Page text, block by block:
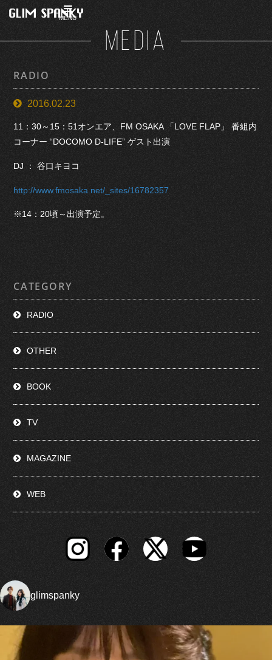
MENU
MEDIA
RADIO
2016.02.23
11：30～15：51オンエア、FM OSAKA 「LOVE FLAP」 番組内
コーナー “DOCOMO D-LIFE” ゲスト出演
DJ ： 谷口キヨコ
http://www.fmosaka.net/_sites/16782357
※14：20頃～出演予定。
CATEGORY
RADIO
OTHER
BOOK
TV
MAGAZINE
WEB
glimspanky